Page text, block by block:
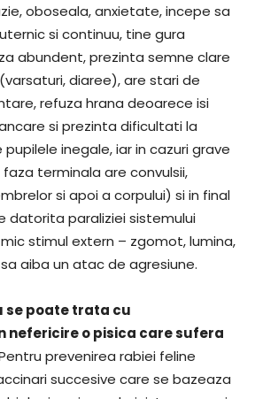
oboseala, anxietate, incepe sa
si continuu, tine gura
abundent, prezinta semne clare
diaree), are stari de
refuza hrana deoarece isi
si prezinta dificultati la
inegale, iar in cazuri grave
terminala are convulsii,
si apoi a corpului) si in final
datorita paraliziei sistemului
stimul extern – zgomot, lumina,
aiba un atac de agresiune.
se poate trata cu
nefericire o pisica care sufera
prevenirea rabiei feline
succesive care se bazeaza